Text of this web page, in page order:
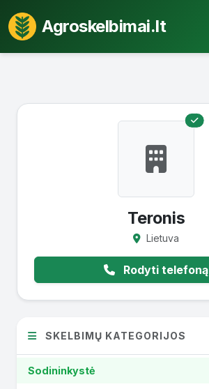
Agroskelbimai.lt
Teronis
Lietuva
Rodyti telefoną
SKELBIMŲ KATEGORIJOS
Sodininkystė